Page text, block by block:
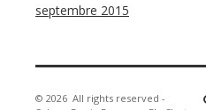
septembre 2015
© 2026 All rights reserved -